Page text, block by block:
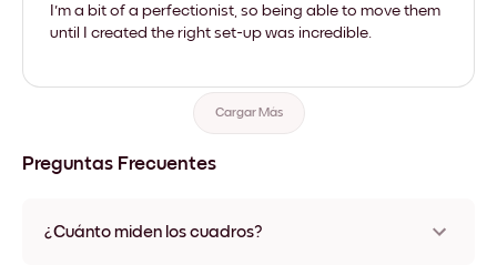
I'm a bit of a perfectionist, so being able to move them
until I created the right set-up was incredible.
Cargar Más
Preguntas Frecuentes
¿Cuánto miden los cuadros?